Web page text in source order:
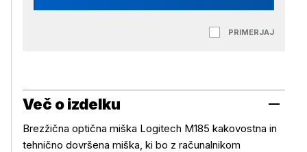
PRIMERJAJ
Več o izdelku
Brezžična optična miška Logitech M185 kakovostna in
tehnično dovršena miška, ki bo z računalnikom